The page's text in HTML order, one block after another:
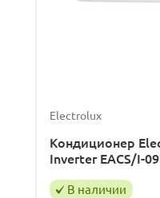
Electrolux
Кондиционер
Inverter EACS/I-
В наличии